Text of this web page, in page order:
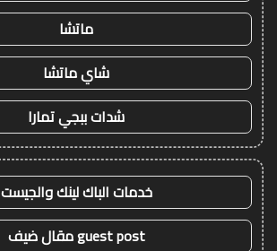
ماتشا
شاي ماتشا
شدات ببجي تمارا
خدمات الباك لينك والجيست
guest post مقال ضيف